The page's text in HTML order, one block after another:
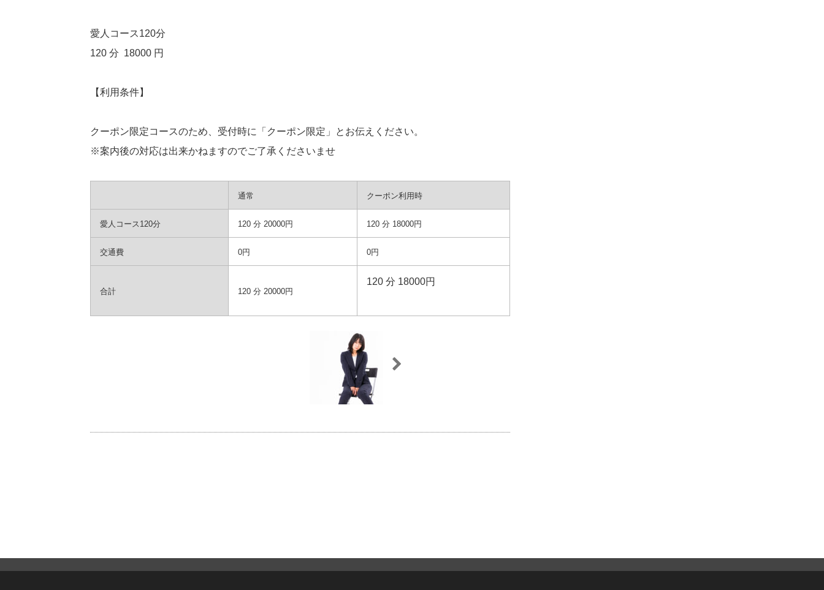
愛人コース120分
120 分 18000 円
【利用条件】
クーポン限定コースのため、受付時に「クーポン限定」とお伝えください。
※案内後の対応は出来かねますのでご了承くださいませ
通常 クーポン利用時
合計 120 分 20000円
120 分 18000円
愛人コース120分 120 分 20000円 120 分 18000円
交通費 0円 0円